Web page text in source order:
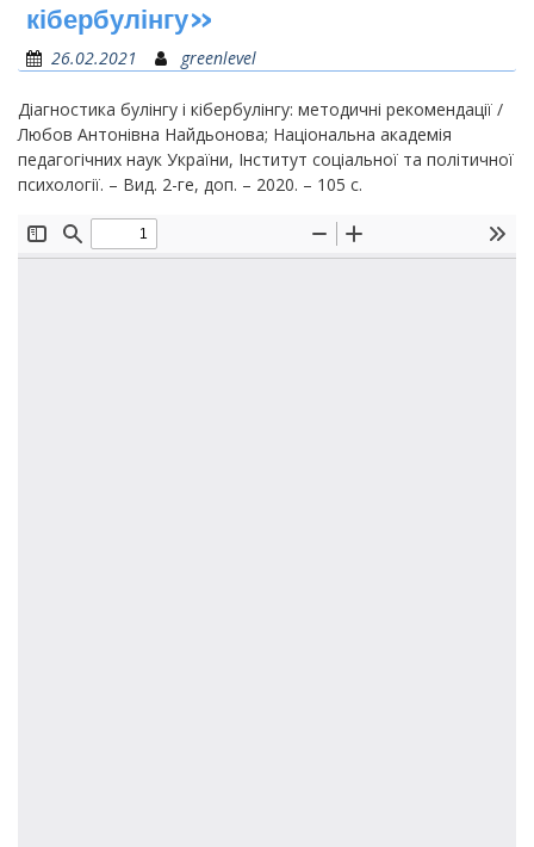
кібербулінгу»
26.02.2021 greenlevel
Діагностика булінгу і кібербулінгу: методичні рекомендації /
Любов Антонівна Найдьонова; Національна академія
педагогічних наук України, Інститут соціальної та політичної
психології. – Вид. 2-ге, доп. – 2020. – 105 с.